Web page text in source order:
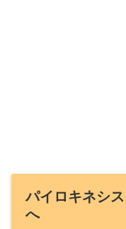
パイロキネシ
へ